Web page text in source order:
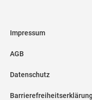
Impressum
AGB
Datenschutz
Barrierefreiheitserklärung